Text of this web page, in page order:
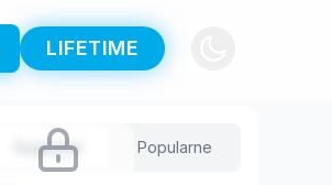
LIFETIME
Sugestie Popularne